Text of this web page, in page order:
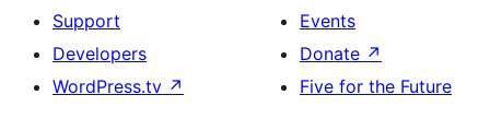
Support
Developers
WordPress.tv ↗
Events
Donate ↗
Five for the Future